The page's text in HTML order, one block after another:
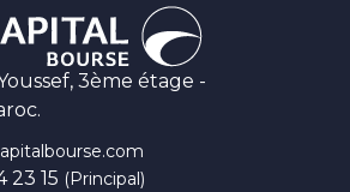
3ème étage -
23 15 (Principal)